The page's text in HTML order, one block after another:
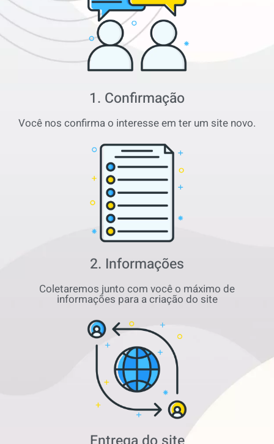
1. Confirmação
Você nos confirma o interesse em ter um site novo.
2. Informações
Coletaremos junto com você o máximo de
informações para a criação do site